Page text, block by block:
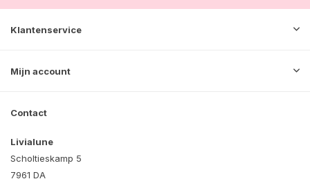
Klantenservice
Mijn account
Contact
Livialune
Scholtieskamp 5
7961 DA